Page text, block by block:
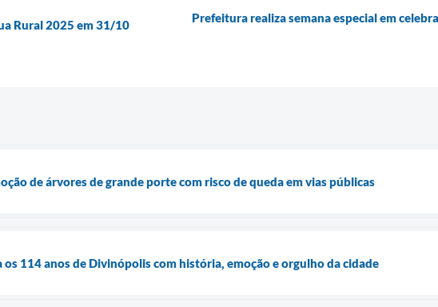
Rural 2025 em 31/10
Prefeitura realiza semana especial em
de árvores de grande porte com risco de queda em vias públicas
114 anos de Divinópolis com história, emoção e orgulho da cidade